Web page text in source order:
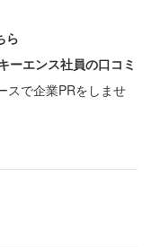
ら
ーエンス社員の口コミ
スで企業PRをしませ